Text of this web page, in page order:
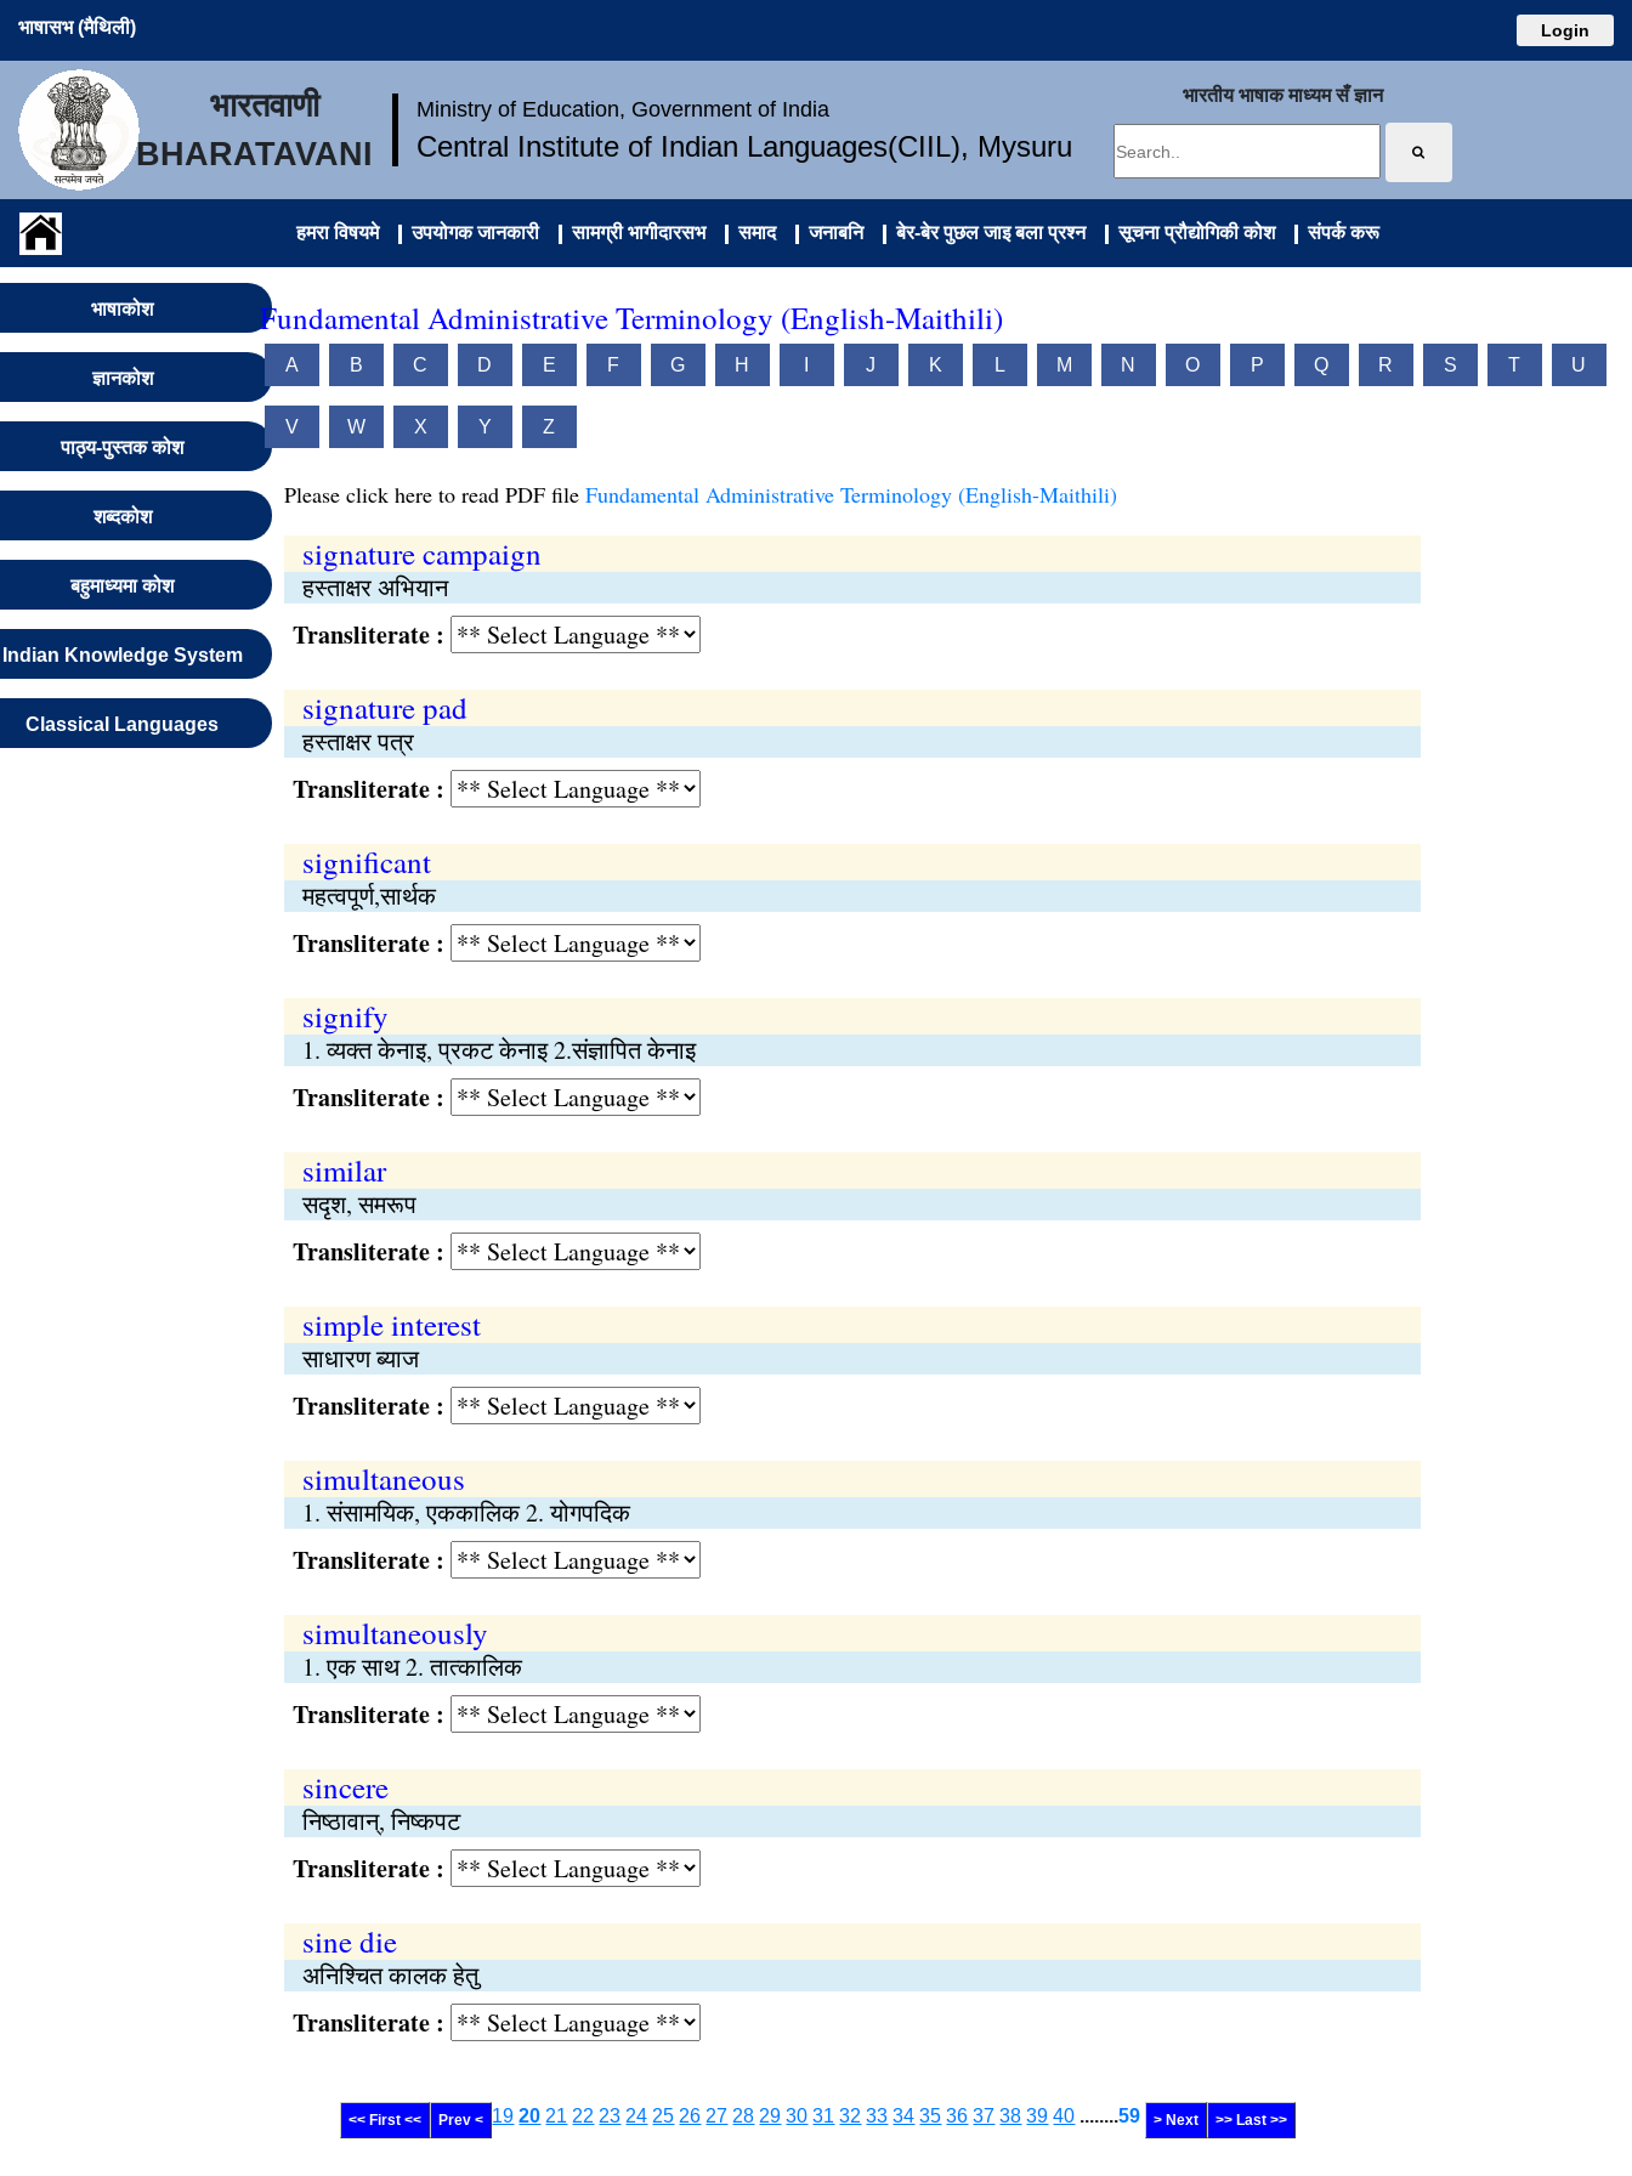
भाषासभ (मैथिली) Login
भारतवाणी
BHARATAVANI
Ministry of Education, Government of India
Central Institute of Indian Languages(CIIL), Mysuru
भारतीय भाषाक माध्यम सँ ज्ञान
हमरा विषयमे उपयोगक जानकारी सामग्री भागीदारसभ समाद जनाबनि बेर-बेर पुछल जाइ बला प्रश्न सूचना प्रौद्योगिकी कोश संपर्क करू
भाषाकोश
ज्ञानकोश
पाठ्य-पुस्तक कोश
शब्दकोश
बहुमाध्यमा कोश
Indian Knowledge System
Classical Languages
Fundamental Administrative Terminology (English-Maithili)
A B C D E F G H J K L M N O P Q R S T U
V W X Y Z
Please click here to read PDF file Fundamental Administrative Terminology (English-Maithili)
signature campaign
हस्ताक्षर अभियान
Transliterate :
signature pad
हस्ताक्षर पत्र
Transliterate :
significant
महत्वपूर्ण,सार्थक
Transliterate :
signify
1. व्यक्‍त केनाइ, प्रकट केनाइ 2.संज्ञापित केनाइ
Transliterate :
similar
सदृश, समरूप
Transliterate :
simple interest
साधारण ब्याज
Transliterate :
simultaneous
1. संसामयिक, एककालिक 2. योगपदिक
Transliterate :
simultaneously
1. एक साथ 2. तात्कालिक
Transliterate :
sincere
निष्ठावान्, निष्कपट
Transliterate :
sine die
अनिश्‍चित कालक हेतु
Transliterate :
<< First << Prev < 19 20 21 22 23 24 25 26 27 28 29 30 31 32 33 34 35 36 37 38 39 40 ........59 > Next >> Last >>